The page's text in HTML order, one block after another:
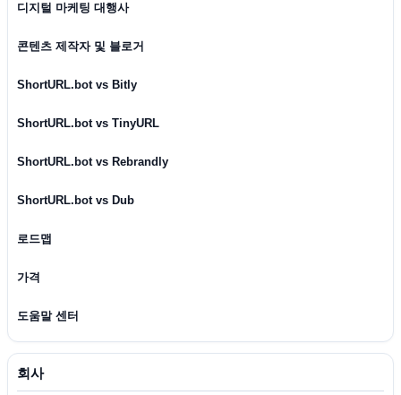
디지털 마케팅 대행사
콘텐츠 제작자 및 블로거
ShortURL.bot vs Bitly
ShortURL.bot vs TinyURL
ShortURL.bot vs Rebrandly
ShortURL.bot vs Dub
로드맵
가격
도움말 센터
회사